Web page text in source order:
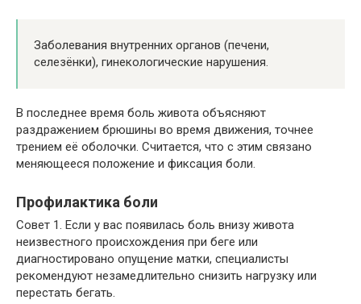
Заболевания внутренних органов (печени,
селезёнки), гинекологические нарушения.
В последнее время боль живота объясняют
раздражением брюшины во время движения, точнее
трением её оболочки. Считается, что с этим связано
меняющееся положение и фиксация боли.
Профилактика боли
Совет 1. Если у вас появилась боль внизу живота
неизвестного происхождения при беге или
диагностировано опущение матки, специалисты
рекомендуют незамедлительно снизить нагрузку или
перестать бегать.